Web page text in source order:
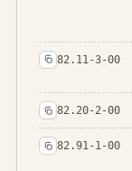
82.11-3-00
82.20-2-00
82.91-1-00